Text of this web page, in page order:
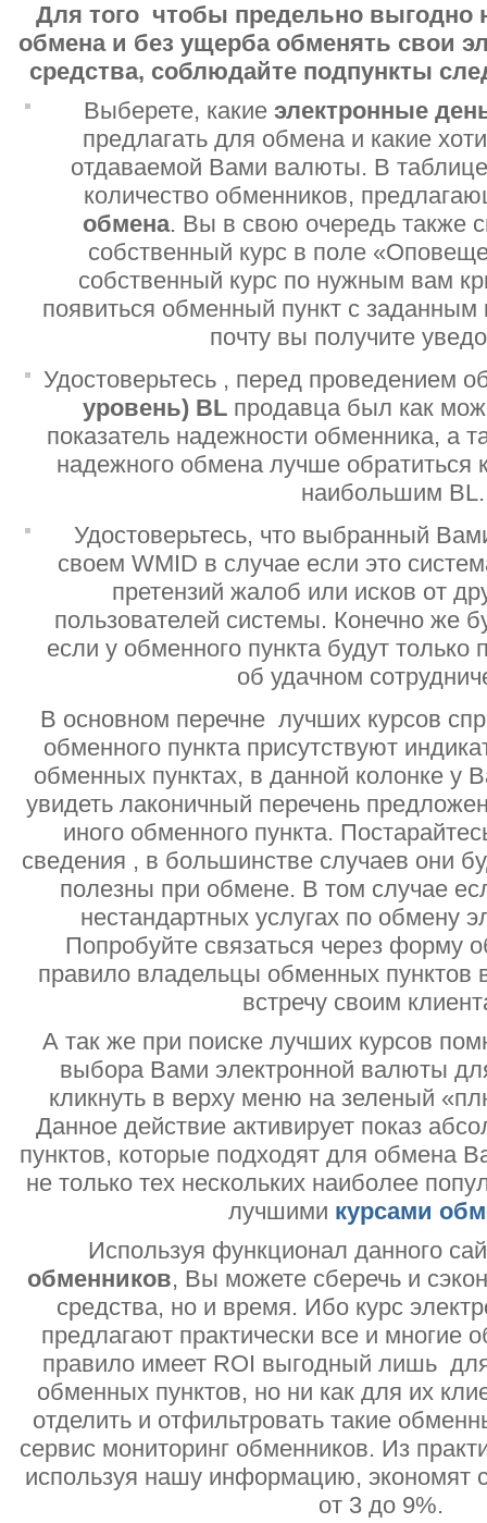
Для того чтобы предельно выгодно
обмена и без ущерба обменять свои
средства, соблюдайте подпункты
Выберете, какие электронные
предлагать для обмена и какие
отдаваемой Вами валюты. В таблице
количество обменников,
обмена. Вы в свою очередь также
собственный курс в поле
собственный курс по нужным вам
появиться обменный пункт с заданным
почту вы получите
Удостоверьтесь , перед проведением
уровень) BL продавца был как
показатель надежности обменника, а
надежного обмена лучше
наибольшим BL.
Удостоверьтесь, что выбранный
своем WMID в случае если это
претензий жалоб или исков от
пользователей системы. Конечно же
если у обменного пункта будут
об удачном
В основном перечне лучших курсов
обменного пункта присутствуют
обменных пунктах, в данной колонке у
увидеть лаконичный перечень
иного обменного пункта.
сведения , в большинстве случаев они
полезны при обмене. В том случае
нестандартных услугах по обмену
Попробуйте связаться через форму
правило владельцы обменных пунктов
встречу своим
А так же при поиске лучших курсов
выбора Вами электронной валюты
кликнуть в верху меню на зеленый
Данное действие активирует показ
пунктов, которые подходят для обмена
не только тех нескольких наиболее
лучшими курсами
Используя функционал данного
обменников, Вы можете сберечь и
средства, но и время. Ибо курс
предлагают практически все и многие
правило имеет ROI выгодный лишь
обменных пунктов, но ни как для их
отделить и отфильтровать такие
сервис мониторинг обменников. Из
используя нашу информацию, экономят
от 3 до 9%.